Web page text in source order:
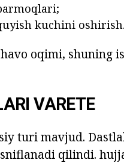
kuchini oshirish.
oqimi, shuning
VARETE
turi mavjud.
qilindi.